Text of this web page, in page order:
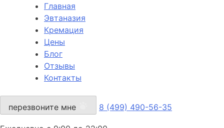
Главная
Эвтаназия
Кремация
Цены
Блог
Отзывы
Контакты
перезвоните мне 8 (499) 490-56-35